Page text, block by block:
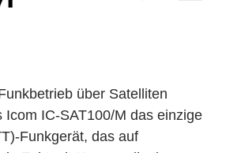
über Satelliten
Icom IC-SAT100/M das einzige
Funkgerät, das auf